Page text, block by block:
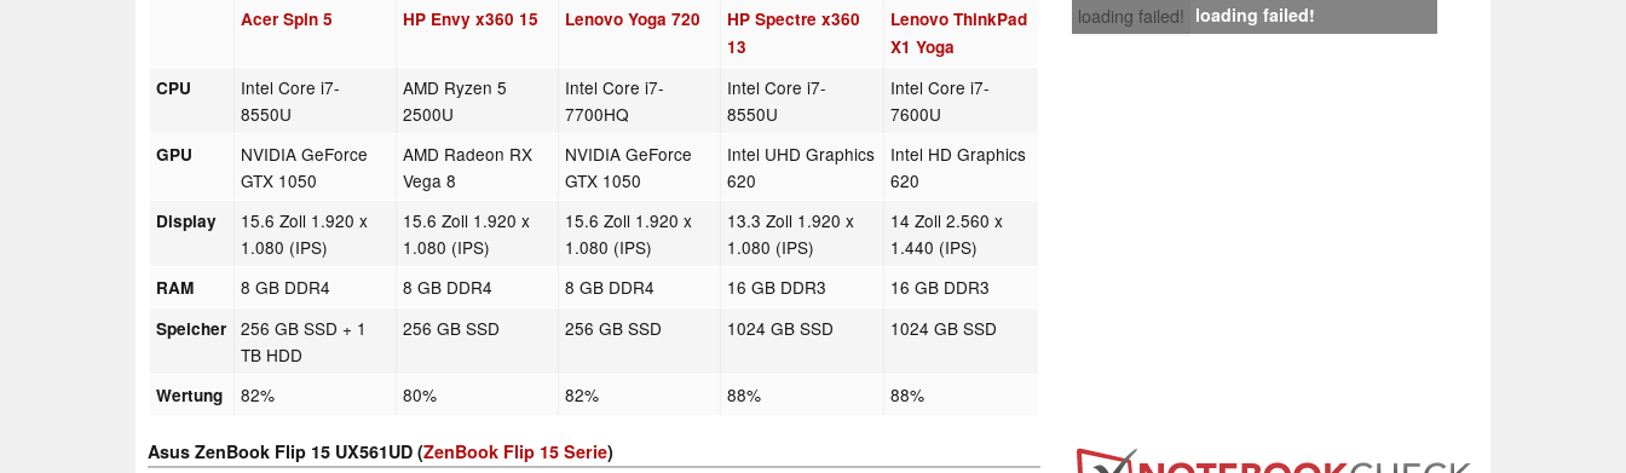
loading failed! loading failed!
Acer Spin 5 HP Envy x360 15 Lenovo Yoga 720
HP Spectre x360
13
Lenovo ThinkPad
X1 Yoga
CPU
Intel Core i7-
8550U
AMD Ryzen 5
2500U
Intel Core i7-
7700HQ
Intel Core i7-
8550U
Intel Core i7-
7600U
GPU
NVIDIA GeForce
GTX 1050
AMD Radeon RX
Vega 8
NVIDIA GeForce
GTX 1050
Intel UHD Graphics
620
Intel HD Graphics
620
Display
15.6 Zoll 1.920 x
1.080 (IPS)
15.6 Zoll 1.920 x
1.080 (IPS)
15.6 Zoll 1.920 x
1.080 (IPS)
13.3 Zoll 1.920 x
1.080 (IPS)
14 Zoll 2.560 x
1.440 (IPS)
RAM 8 GB DDR4 8 GB DDR4 8 GB DDR4 16 GB DDR3 16 GB DDR3
Speicher
256 GB SSD + 1
TB HDD
256 GB SSD 256 GB SSD 1024 GB SSD 1024 GB SSD
Wertung 82% 80% 82% 88% 88%
Asus ZenBook Flip 15 UX561UD (ZenBook Flip 15 Serie)